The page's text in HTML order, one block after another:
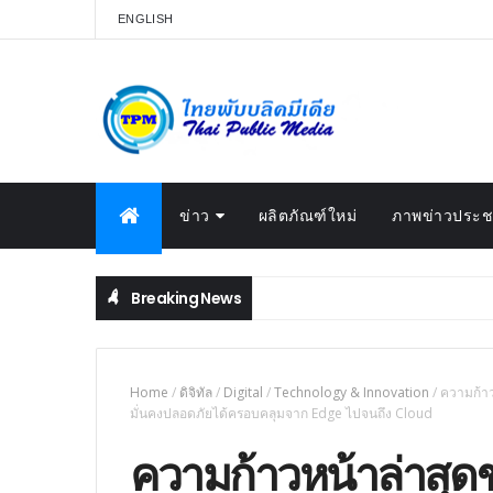
ENGLISH
ข่าว ผลิตภัณฑ์ใหม่ ภาพข่าวประ
Breaking News
Home / ดิจิทัล/ Digital /Technology & Innovation / ความก้า
มั่นคงปลอดภัยได้ครอบคลุมจาก Edge ไปจนถึง Cloud
ความก้าวหน้าล่าสุด